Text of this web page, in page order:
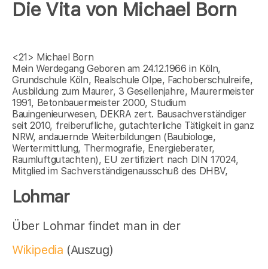
Die Vita von Michael Born
<21> Michael Born
Mein Werdegang Geboren am 24.12.1966 in Köln,
Grundschule Köln, Realschule Olpe, Fachoberschulreife,
Ausbildung zum Maurer, 3 Gesellenjahre, Maurermeister
1991, Betonbauermeister 2000, Studium
Bauingenieurwesen, DEKRA zert. Bausachverständiger
seit 2010, freiberufliche, gutachterliche Tätigkeit in ganz
NRW, andauernde Weiterbildungen (Baubiologe,
Wertermittlung, Thermografie, Energieberater,
Raumluftgutachten), EU zertifiziert nach DIN 17024,
Mitglied im Sachverständigenausschuß des DHBV,
Lohmar
Über Lohmar findet man in der
Wikipedia (Auszug)